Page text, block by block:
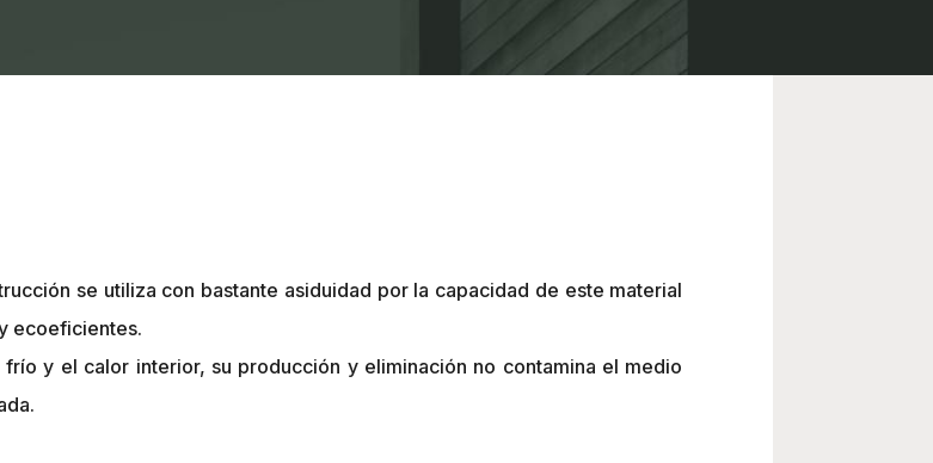
se utiliza con bastante asiduidad por la capacidad de este material
ecoeficientes.
y el calor interior, su producción y eliminación no contamina el medio